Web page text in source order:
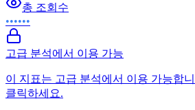
총 조회수
••••••
고급 분석에서 이용 가능
이 지표는 고급 분석에서 이용 가능합
클릭하세요.